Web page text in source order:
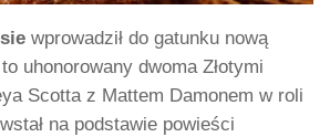
wprowadził do gatunku nową
to uhonorowany dwoma Złotymi
Scotta z Mattem Damonem w roli
na podstawie powieści